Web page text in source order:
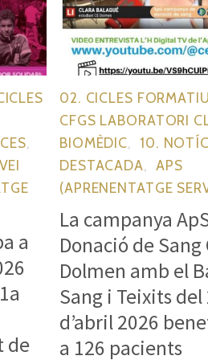
a
de
02. CICLES
CFGS LABORATORI
BIOMÈDIC
10.
DESTACADA
APS
(APRENENTATGE
La campanya
Donació de Sang
Dolmen amb el
Sang i Teixits del
d’abril 2026
a 126 pacients